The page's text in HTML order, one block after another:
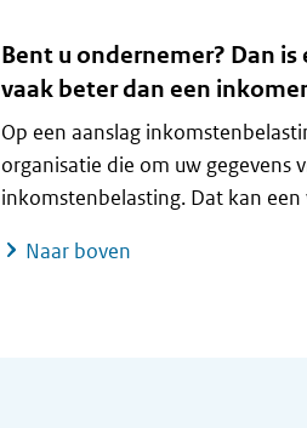
Bent u ondernemer? Dan
vaak beter dan een
Op een aanslag
organisatie die om uw gegevens
inkomstenbelasting. Dat kan
Naar boven